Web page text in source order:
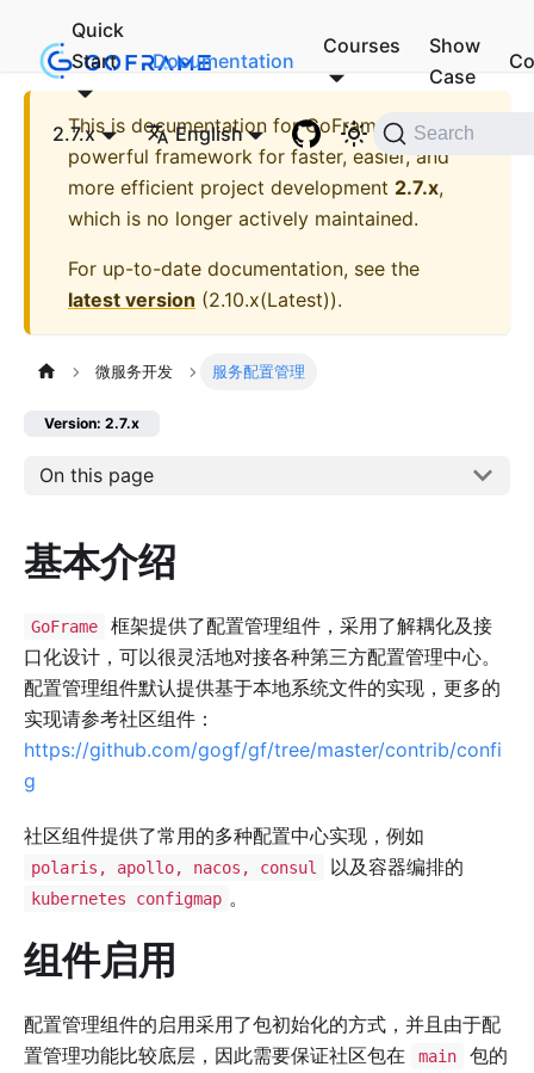
Quick
Start
Documentation
Courses
Show
Case
2.7.x English Search
This is documentation forGoFrame - A
powerful framework for faster, easier, and
more efficient project development 2.7.x,
which is no longer actively maintained.
For up-to-date documentation, see the
latest version (2.10.x(Latest)).
微服务开发 服务配置管理
Version: 2.7.x
On this page
基本介绍
GoFrame
框架提供了配置管理组件，采用了解耦化及接
口化设计，可以很灵活地对接各种第三方配置管理中心。
配置管理组件默认提供基于本地系统文件的实现，更多的
实现请参考社区组件：
https://github.com/gogf/gf/tree/master/contrib/confi
g
社区组件提供了常用的多种配置中心实现，例如
polaris, apollo, nacos, consul 以及容器编排的
kubernetes configmap 。
组件启用
配置管理组件的启用采用了包初始化的方式，并且由于配
置管理功能比较底层，因此需要保证社区包在
main
包的